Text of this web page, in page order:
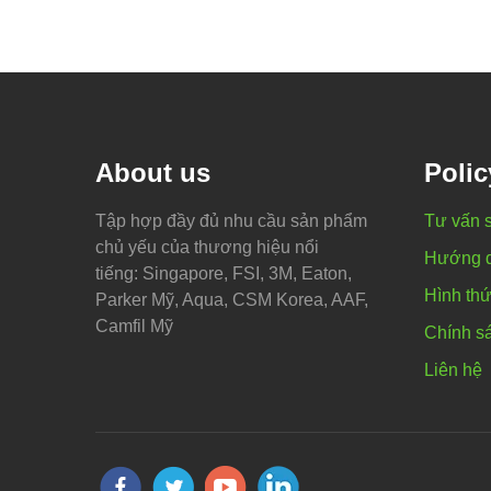
About us
Tập hợp đầy đủ nhu cầu sản phẩm
chủ yếu của thương hiệu nổi
tiếng: Singapore, FSI, 3M, Eaton,
Parker Mỹ, Aqua, CSM Korea, AAF,
Camfil Mỹ
Tư vấn
Hướng
Hình
Chính
Liên hệ